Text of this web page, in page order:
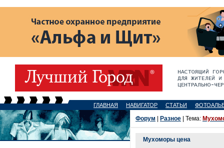
ГЛАВНАЯ НАВИГАТОР СТАТЬИ
Форум Разное | Тема:
Мухоморы цена